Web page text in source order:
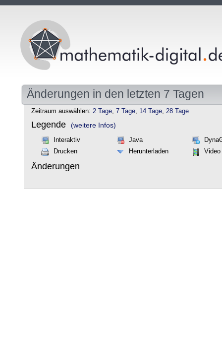
Änderungen in den letzten 7 Tagen
Zeitraum auswählen: 2 Tage, 7 Tage, 14 Tage, 28 Tage
Legende (weitere Infos)
Interaktiv Java
Drucken
Herunterladen Video
Änderungen